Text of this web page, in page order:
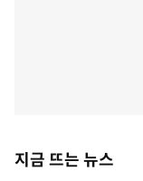
지금 뜨는 뉴스